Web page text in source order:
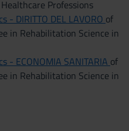
Professions
- DIRITTO DEL LAVORO of
in Rehabilitation Science in
- ECONOMIA SANITARIA of
in Rehabilitation Science in